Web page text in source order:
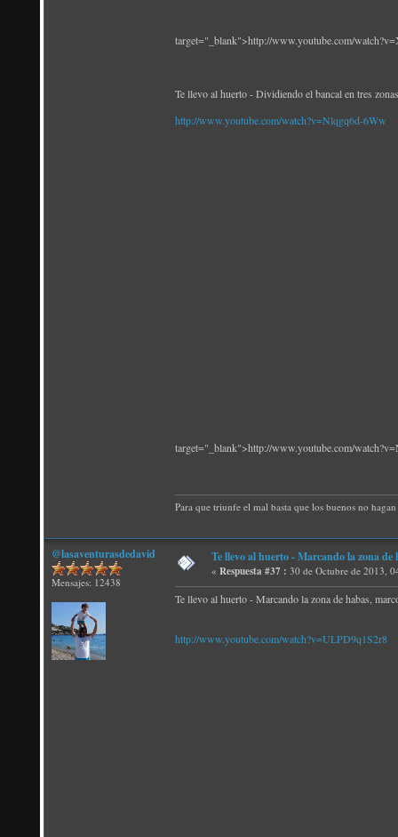
target="_blank">http://www.youtube.com/
Te llevo al huerto - Dividiendo el bancal en tres
http://www.youtube.com/watch?v=Nlqgq6d-6Ww
target="_blank">http://www.youtube.com/
Para que triunfe el mal basta que los buenos no
@lasaventurasdedavid
Mensajes: 12438
Te llevo al huerto - Marcando la zona
« Respuesta #37 : 30 de Octubre de 2013,
Te llevo al huerto - Marcando la zona de habas,
http://www.youtube.com/watch?v=ULPD9q1S2r8